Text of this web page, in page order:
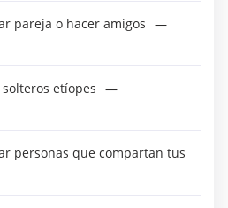
pareja o hacer amigos
etíopes
personas que compartan tus